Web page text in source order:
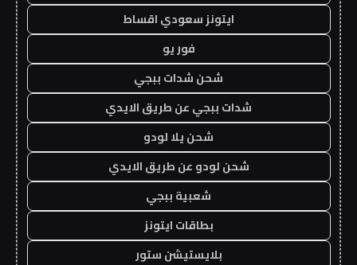
ايتونز سعودي اقساط
فور يو
شحن شدات ببجي
شدات ببجي عن طريق الايدي
شحن يلا لودو
شحن لودو عن طريق الايدي
شعبية ببجي
بطاقات ايتونز
بلايستيشن ستور